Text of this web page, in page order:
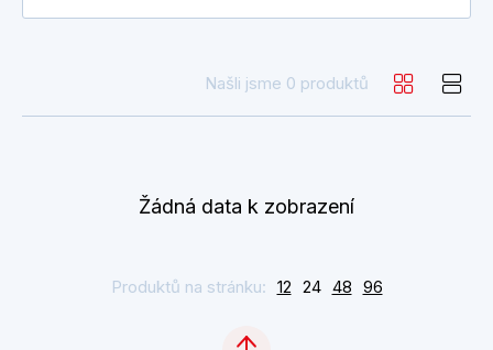
Našli jsme 0 produktů
Žádná data k zobrazení
Produktů na stránku: 12 24 48 96